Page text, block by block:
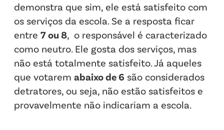
demonstra que sim, ele está satisfeito com
os serviços da escola. Se a resposta ficar
entre 7 ou 8, o responsável é caracterizado
como neutro. Ele gosta dos serviços, mas
não está totalmente satisfeito. Já aqueles
que votarem abaixo de 6 são considerados
detratores, ou seja, não estão satisfeitos e
provavelmente não indicariam a escola.